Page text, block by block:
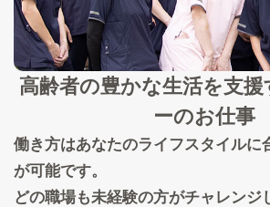
高齢者の豊かな生活を支援
ーのお仕事
働き方はあなたのライフスタイルに
が可能です。
どの職場も未経験の方がチャレンジ